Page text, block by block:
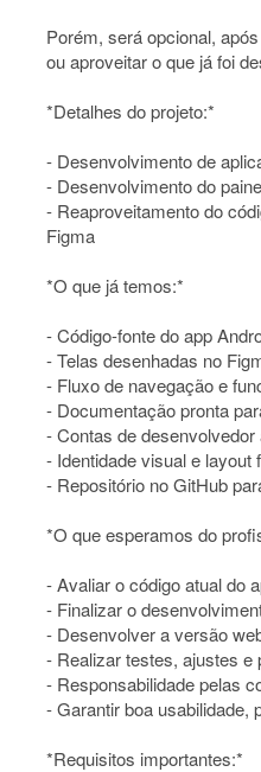
Porém, será opcional,
ou aproveitar o que já foi
*Detalhes do projeto:*
- Desenvolvimento de
- Desenvolvimento do
- Reaproveitamento do
Figma
*O que já temos:*
- Código-fonte do app
- Telas desenhadas no
- Fluxo de navegação e
- Documentação pronta
- Contas de
- Identidade visual e layout
- Repositório no GitHub
*O que esperamos do
- Avaliar o código atual do
- Finalizar o
- Desenvolver a versão
- Realizar testes, ajustes e
- Responsabilidade pelas
- Garantir boa usabilidade,
*Requisitos importantes:*